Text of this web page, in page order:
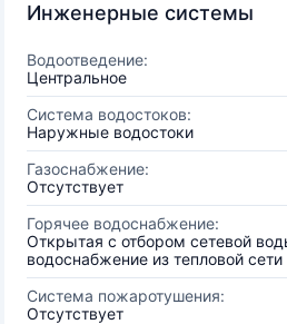
Инженерные системы
Водоотведение:
Центральное
Система водостоков:
Наружные водостоки
Газоснабжение:
Отсутствует
Горячее водоснабжение:
Открытая с отбором сетевой
водоснабжение из тепловой сети
Система пожаротушения:
Отсутствует